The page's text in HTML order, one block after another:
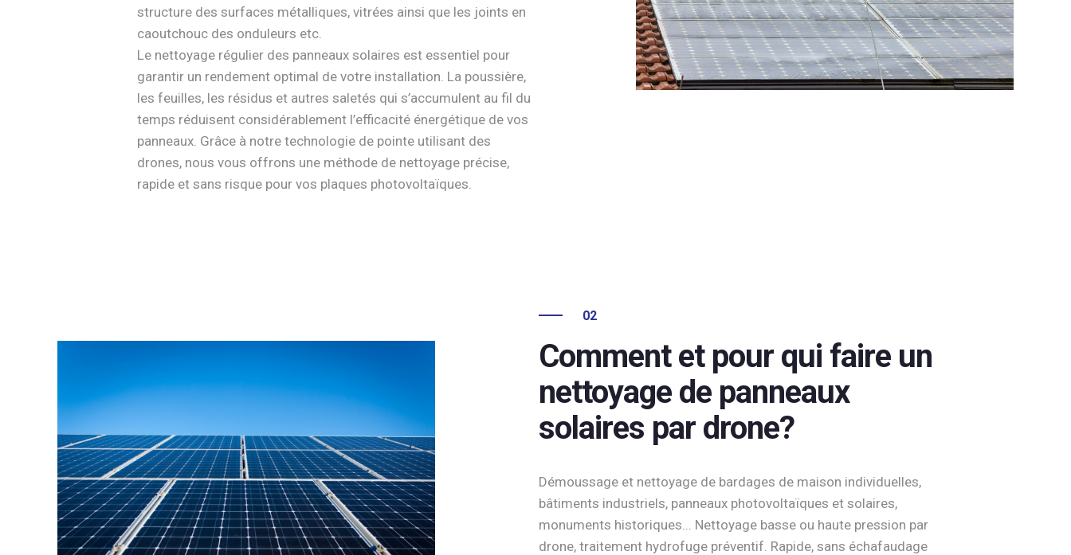
structure des surfaces métalliques, vitrées ainsi que les joints en
caoutchouc des onduleurs etc.
Le nettoyage régulier des panneaux solaires est essentiel pour
garantir un rendement optimal de votre installation. La poussière,
les feuilles, les résidus et autres saletés qui s’accumulent au fil du
temps réduisent considérablement l’efficacité énergétique de vos
panneaux. Grâce à notre technologie de pointe utilisant des
drones, nous vous offrons une méthode de nettoyage précise,
rapide et sans risque pour vos plaques photovoltaïques.
02
Comment et pour qui faire un
nettoyage de panneaux
solaires par drone?
Démoussage et nettoyage de bardages de maison individuelles,
bâtiments industriels, panneaux photovoltaïques et solaires,
monuments historiques... Nettoyage basse ou haute pression par
drone, traitement hydrofuge préventif. Rapide, sans échafaudage